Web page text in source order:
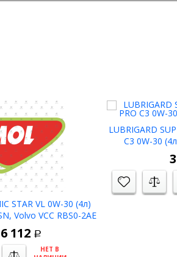
STAR VL 0W-30 (4л)
Volvo VCC RBS0-2AE
синтетическое
6 112 Р
НЕТ В
LUBRIGARD
C3 0W-30